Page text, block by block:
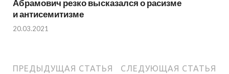
Абрамович резко высказался о расизме
и антисемитизме
20.03.2021
ПРЕДЫДУЩАЯ СТАТЬЯ СЛЕДУЮЩАЯ СТАТЬЯ